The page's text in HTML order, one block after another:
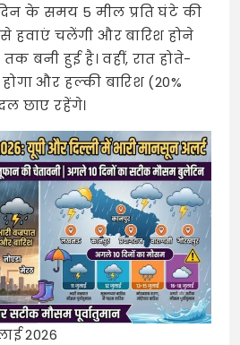
के समय 5 मील प्रति घंटे की
से हवाएं चलेंगी और बारिश होने
बनी हुई है। वहीं, रात होते-
और हल्की बारिश (20%
छाए रहेंगे।
2026